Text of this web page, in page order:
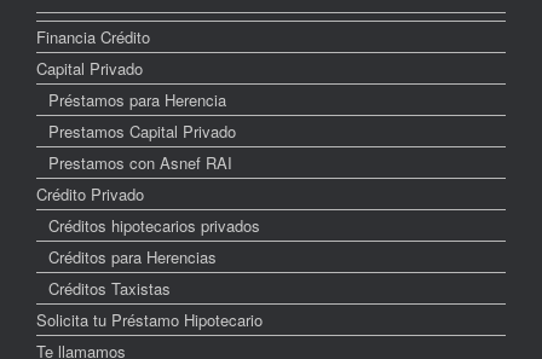
Financia Crédito
Capital Privado
Préstamos para Herencia
Prestamos Capital Privado
Prestamos con Asnef RAI
Crédito Privado
Créditos hipotecarios privados
Créditos para Herencias
Créditos Taxistas
Solicita tu Préstamo Hipotecario
Te llamamos